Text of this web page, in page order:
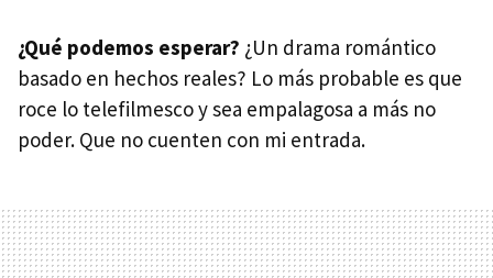
¿Qué podemos esperar? ¿Un drama romántico
basado en hechos reales? Lo más probable es que
roce lo telefilmesco y sea empalagosa a más no
poder. Que no cuenten con mi entrada.